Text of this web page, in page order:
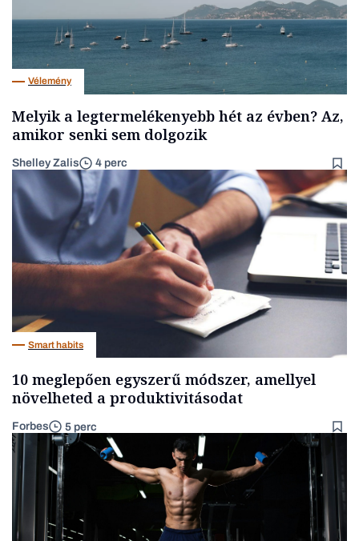
Vélemény
Melyik a legtermelékenyebb hét az évben? Az,
amikor senki sem dolgozik
Shelley Zalis 4 perc
Smart habits
10 meglepően egyszerű módszer, amellyel
növelheted a produktivitásodat
Forbes 5 perc